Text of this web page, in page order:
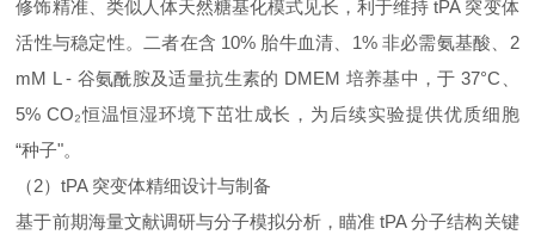
修饰精准、类似人体天然糖基化模式见长，利于维持 tPA 突变体
活性与稳定性。二者在含 10% 胎牛血清、1% 非必需氨基酸、2
mM L - 谷氨酰胺及适量抗生素的 DMEM 培养基中，于 37°C、
5% CO₂恒温恒湿环境下茁壮成长，为后续实验提供优质细胞
“种子"。
（2）tPA 突变体精细设计与制备
基于前期海量文献调研与分子模拟分析，瞄准 tPA 分子结构关键